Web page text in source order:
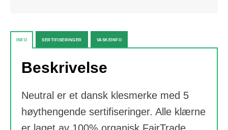
INFO SERTIFISERINGER VASKEINFO
Beskrivelse
Neutral er et dansk klesmerke med 5
høythengende sertifiseringer. Alle klærne